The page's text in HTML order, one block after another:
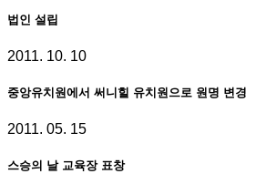
법인 설립
2011. 10. 10
중앙유치원에서 써니힐 유치원으로 원명 변경
2011. 05. 15
스승의 날 교육장 표창